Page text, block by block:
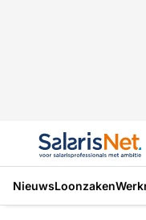
NieuwsLoonzaken